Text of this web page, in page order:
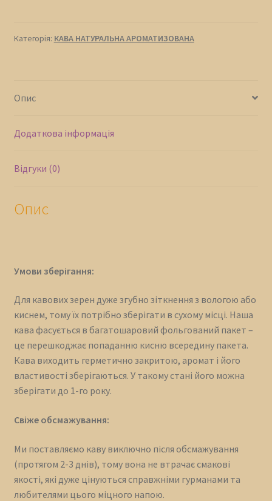
СМОРОДИНА
Категорія: КАВА НАТУРАЛЬНА АРОМАТИЗОВАНА
Опис
Додаткова інформація
Відгуки (0)
Опис
Умови зберігання:
Для кавових зерен дуже згубно зіткнення з вологою або
киснем, тому їх потрібно зберігати в сухому місці. Наша
кава фасується в багатошаровий фольгований пакет –
це перешкоджає попаданню кисню всередину пакета.
Кава виходить герметично закритою, аромат і його
властивості зберігаються. У такому стані його можна
зберігати до 1-го року.
Свіже обсмажування:
Ми поставляємо каву виключно після обсмажування
(протягом 2-3 днів), тому вона не втрачає смакові
якості, які дуже цінуються справжніми гурманами та
любителями цього міцного напою.